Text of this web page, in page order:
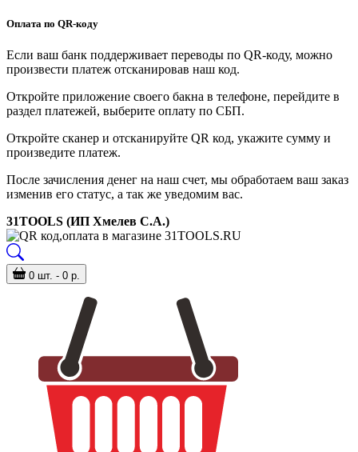
Оплата по QR-коду
Если ваш банк поддерживает переводы по QR-коду, можно
произвести платеж отсканировав наш код.
Откройте приложение своего бакна в телефоне, перейдите в
раздел платежей, выберите оплату по СБП.
Откройте сканер и отсканируйте QR код, укажите сумму и
произведите платеж.
После зачисления денег на наш счет, мы обработаем ваш заказ
изменив его статус, а так же уведомим вас.
31TOOLS (ИП Хмелев С.А.)
0 шт. - 0 р.